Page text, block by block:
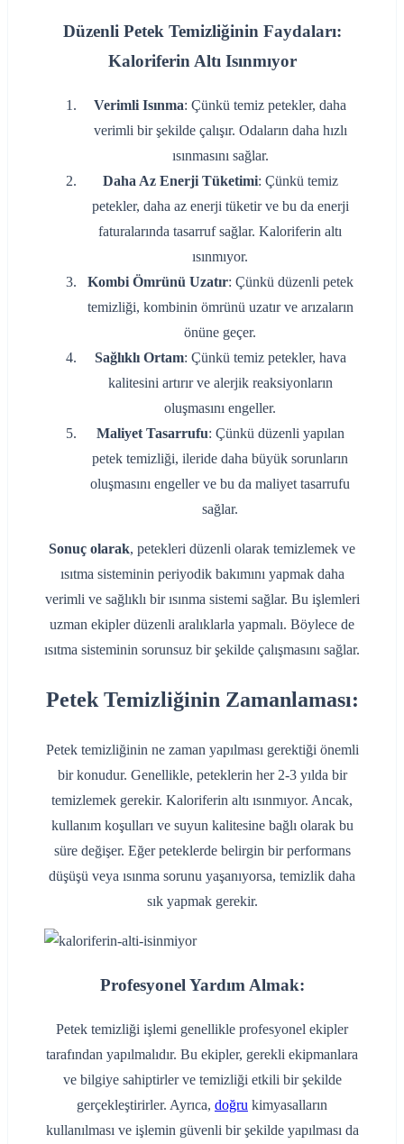
Düzenli Petek Temizliğinin Faydaları:
Kaloriferin Altı Isınmıyor
Verimli Isınma: Çünkü temiz petekler, daha
verimli bir şekilde çalışır. Odaların daha hızlı
ısınmasını sağlar.
Daha Az Enerji Tüketimi: Çünkü temiz
petekler, daha az enerji tüketir ve bu da enerji
faturalarında tasarruf sağlar. Kaloriferin altı
ısınmıyor.
Kombi Ömrünü Uzatır: Çünkü düzenli petek
temizliği, kombinin ömrünü uzatır ve arızaların
önüne geçer.
Sağlıklı Ortam: Çünkü temiz petekler, hava
kalitesini artırır ve alerjik reaksiyonların
oluşmasını engeller.
Maliyet Tasarrufu: Çünkü düzenli yapılan
petek temizliği, ileride daha büyük sorunların
oluşmasını engeller ve bu da maliyet tasarrufu
sağlar.
Sonuç olarak, petekleri düzenli olarak temizlemek ve
ısıtma sisteminin periyodik bakımını yapmak daha
verimli ve sağlıklı bir ısınma sistemi sağlar. Bu işlemleri
uzman ekipler düzenli aralıklarla yapmalı. Böylece de
ısıtma sisteminin sorunsuz bir şekilde çalışmasını sağlar.
Petek Temizliğinin Zamanlaması:
Petek temizliğinin ne zaman yapılması gerektiği önemli
bir konudur. Genellikle, peteklerin her 2-3 yılda bir
temizlemek gerekir. Kaloriferin altı ısınmıyor. Ancak,
kullanım koşulları ve suyun kalitesine bağlı olarak bu
süre değişer. Eğer peteklerde belirgin bir performans
düşüşü veya ısınma sorunu yaşanıyorsa, temizlik daha
sık yapmak gerekir.
Profesyonel Yardım Almak:
Petek temizliği işlemi genellikle profesyonel ekipler
tarafından yapılmalıdır. Bu ekipler, gerekli ekipmanlara
ve bilgiye sahiptirler ve temizliği etkili bir şekilde
gerçekleştirirler. Ayrıca, doğru kimyasalların
kullanılması ve işlemin güvenli bir şekilde yapılması da